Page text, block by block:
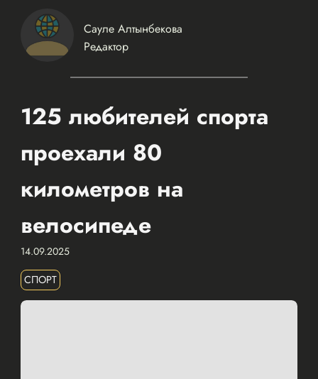
Сауле Алтынбекова
Редактор
125 любителей спорта
проехали 80
километров на
велосипеде
14.09.2025
СПОРТ